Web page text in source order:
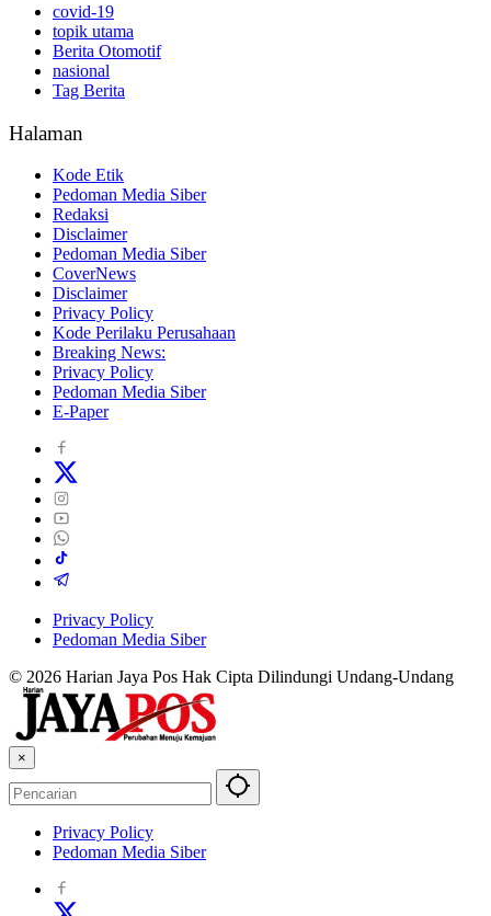
covid-19
topik utama
Berita Otomotif
nasional
Tag Berita
Halaman
Kode Etik
Pedoman Media Siber
Redaksi
Disclaimer
Pedoman Media Siber
CoverNews
Disclaimer
Privacy Policy
Kode Perilaku Perusahaan
Breaking News:
Privacy Policy
Pedoman Media Siber
E-Paper
Privacy Policy
Pedoman Media Siber
© 2026 Harian Jaya Pos Hak Cipta Dilindungi Undang-Undang
×
Privacy Policy
Pedoman Media Siber